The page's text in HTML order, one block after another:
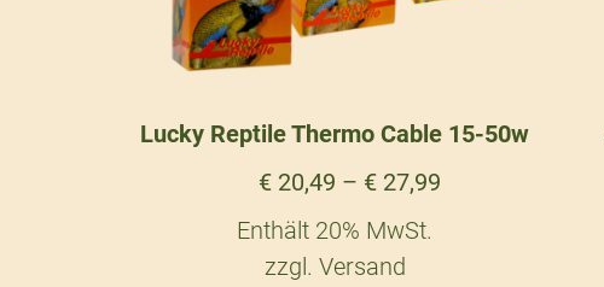
Lucky Reptile Thermo Cable 15-50w
€ 20,49 – € 27,99
Enthält 20% MwSt.
zzgl. Versand